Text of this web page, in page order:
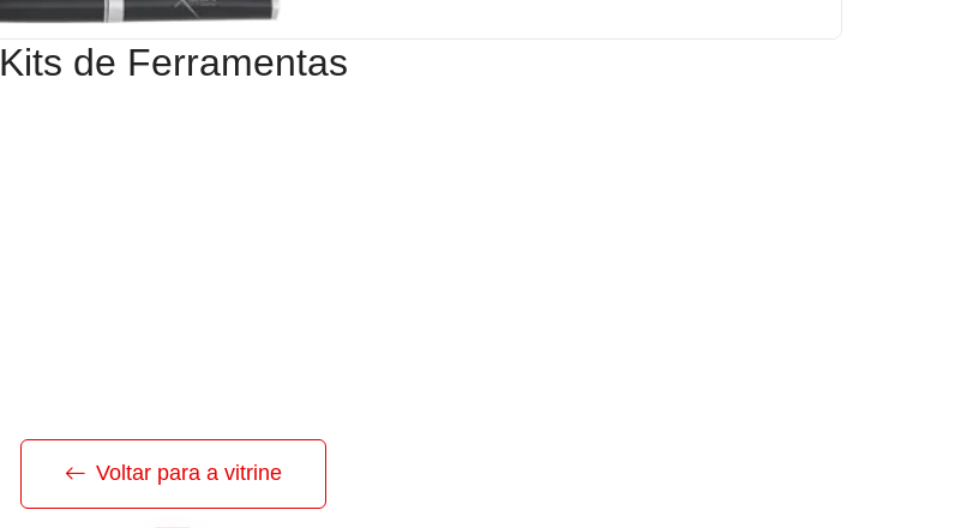
Kits de Ferramentas
Voltar para a vitrine